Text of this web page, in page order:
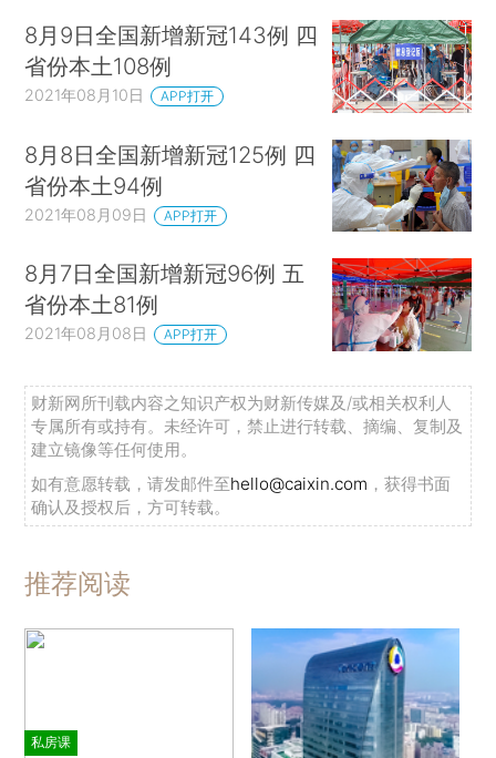
8月9日全国新增新冠143例 四
省份本土108例
2021年08月10日 APP打开
8月8日全国新增新冠125例 四
省份本土94例
2021年08月09日 APP打开
8月7日全国新增新冠96例 五
省份本土81例
2021年08月08日 APP打开
财新网所刊载内容之知识产权为财新传媒及/或相关权利人
专属所有或持有。未经许可，禁止进行转载、摘编、复制及
建立镜像等任何使用。
如有意愿转载，请发邮件至hello@caixin.com ，获得书面
确认及授权后，方可转载。
推荐阅读
私房课